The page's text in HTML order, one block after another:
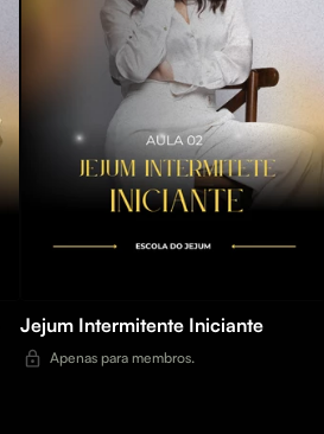
Jejum Intermitente Iniciante
Apenas para membros.